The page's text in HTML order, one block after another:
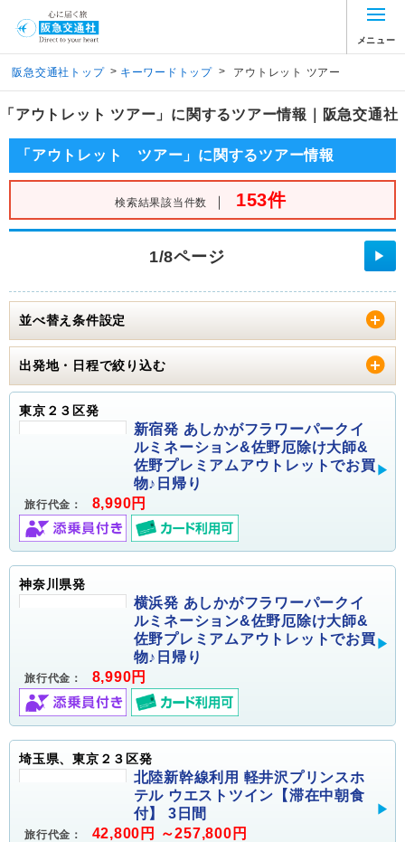
メニュー
阪急交通社トップ > キーワードトップ > アウトレット ツアー
「アウトレット ツアー」に関するツアー情報｜阪急交通社
「アウトレット ツアー」に関するツアー情報
検索結果該当件数 ｜ 153件
1/8ページ ▶
並べ替え条件設定
出発地・日程で絞り込む
東京２３区発
新宿発 あしかがフラワーパークイ
ルミネーション&佐野厄除け大師&
佐野プレミアムアウトレットでお買
物♪日帰り
旅行代金： 8,990円
神奈川県発
横浜発 あしかがフラワーパークイ
ルミネーション&佐野厄除け大師&
佐野プレミアムアウトレットでお買
物♪日帰り
旅行代金： 8,990円
埼玉県、東京２３区発
北陸新幹線利用 軽井沢プリンスホ
テル ウエストツイン【滞在中朝食
付】 3日間
旅行代金： 42,800円 ～257,800円